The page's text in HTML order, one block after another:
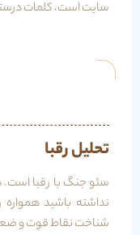
سایت است، کلمات
تحلیل رقبا
سئو جنگ با رقبا است.
شناخت نقاط قوت و